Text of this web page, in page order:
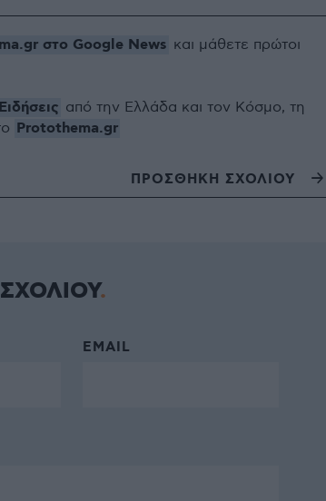
στο Google News και μάθετε πρώτοι
Ειδήσεις από την Ελλάδα και τον Κόσμο, τη
Protothema.gr
ΠΡΟΣΘΗΚΗ ΣΧΟΛΙΟΥ
EMAIL